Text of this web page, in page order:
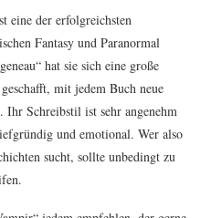
eine der erfolgreichsten
Fantasy und Paranormal
hat sie sich eine große
mit jedem Buch neue
Ihr Schreibstil ist sehr angenehm
und emotional. Wer also
sucht, sollte unbedingt zu